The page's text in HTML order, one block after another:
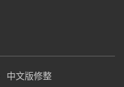
中文版修整